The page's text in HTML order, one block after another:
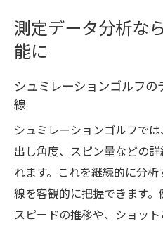
測定データ分析な
能に
シュミレーションゴルフ
線
シュミレーションゴルフで
出し角度、スピン量などの
れます。これを継続的に分
線を客観的に把握できます
スピードの推移や、ショッ